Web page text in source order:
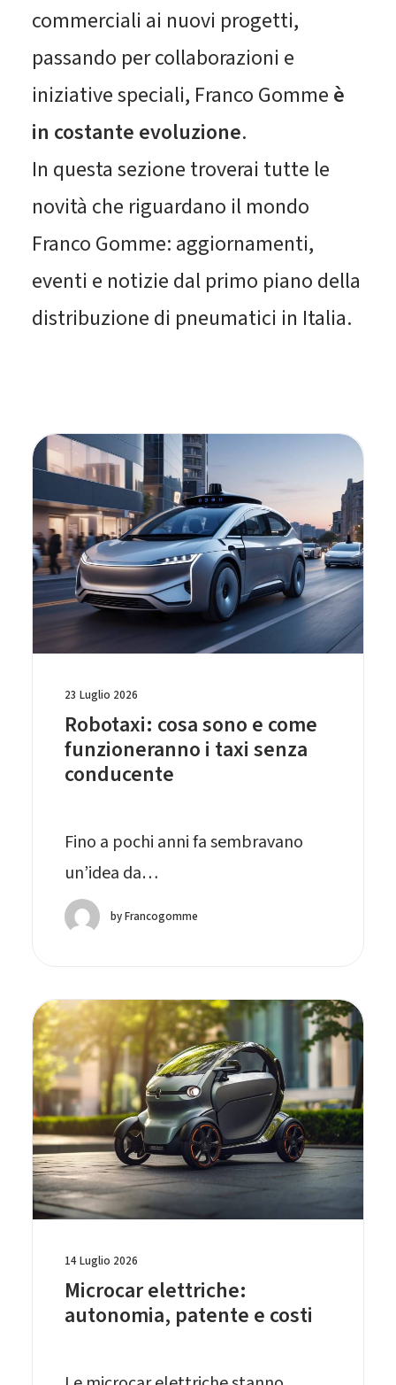
commerciali ai nuovi progetti,
passando per collaborazioni e
iniziative speciali, Franco Gomme è
in costante evoluzione.
In questa sezione troverai tutte le
novità che riguardano il mondo
Franco Gomme: aggiornamenti,
eventi e notizie dal primo piano della
distribuzione di pneumatici in Italia.
23 Luglio 2026
Robotaxi: cosa sono e come
funzioneranno i taxi senza
conducente
Fino a pochi anni fa sembravano
un’idea da…
by Francogomme
14 Luglio 2026
Microcar elettriche:
autonomia, patente e costi